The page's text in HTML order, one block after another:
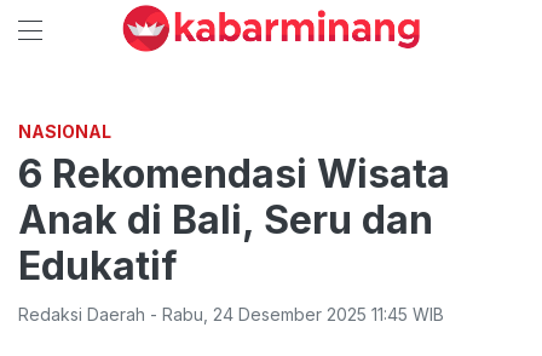
NASIONAL
6 Rekomendasi Wisata
Anak di Bali, Seru dan
Edukatif
Redaksi Daerah - Rabu 24 Desember 2025 11:45 WIB